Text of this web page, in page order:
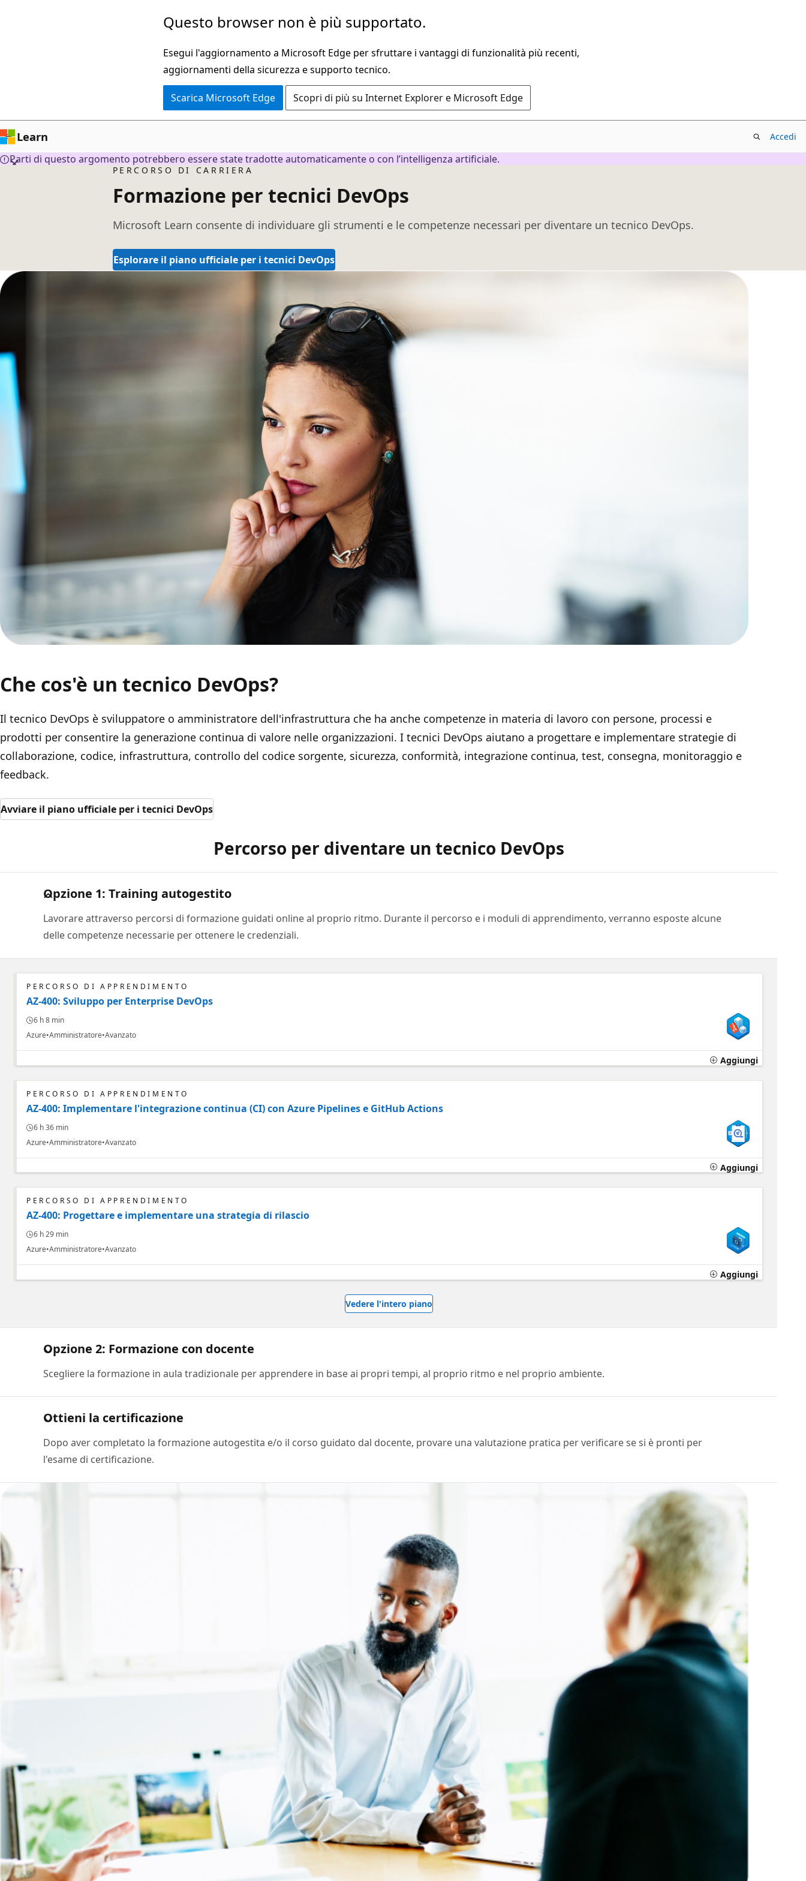
Questo browser non è più supportato.
Esegui l'aggiornamento a Microsoft Edge per sfruttare i vantaggi di funzionalità più recenti,
aggiornamenti della sicurezza e supporto tecnico.
Scarica Microsoft Edge Scopri di più su Internet Explorer e Microsoft Edge
Learn Accedi
Parti di questo argomento potrebbero essere state tradotte automaticamente o con l’intelligenza artificiale.
PERCORSO DI CARRIERA
Formazione per tecnici DevOps
Microsoft Learn consente di individuare gli strumenti e le competenze necessari per diventare un tecnico DevOps.
Esplorare il piano ufficiale per i tecnici DevOps
Che cos'è un tecnico DevOps?
Il tecnico DevOps è sviluppatore o amministratore dell'infrastruttura che ha anche competenze in materia di lavoro con persone, processi e
prodotti per consentire la generazione continua di valore nelle organizzazioni. I tecnici DevOps aiutano a progettare e implementare strategie di
collaborazione, codice, infrastruttura, controllo del codice sorgente, sicurezza, conformità, integrazione continua, test, consegna, monitoraggio e
feedback.
Avviare il piano ufficiale per i tecnici DevOps
Percorso per diventare un tecnico DevOps
Opzione 1: Training autogestito
Lavorare attraverso percorsi di formazione guidati online al proprio ritmo. Durante il percorso e i moduli di apprendimento, verranno esposte alcune
delle competenze necessarie per ottenere le credenziali.
PERCORSO DI APPRENDIMENTO
AZ-400: Sviluppo per Enterprise DevOps
6 h 8 min
Azure Amministratore Avanzato
Aggiungi
PERCORSO DI APPRENDIMENTO
AZ-400: Implementare l'integrazione continua (CI) con Azure Pipelines e GitHub Actions
6 h 36 min
Azure Amministratore Avanzato
Aggiungi
PERCORSO DI APPRENDIMENTO
AZ-400: Progettare e implementare una strategia di rilascio
6 h 29 min
Azure Amministratore Avanzato
Aggiungi
Vedere l'intero piano
Opzione 2: Formazione con docente
Scegliere la formazione in aula tradizionale per apprendere in base ai propri tempi, al proprio ritmo e nel proprio ambiente.
Ottieni la certificazione
Dopo aver completato la formazione autogestita e/o il corso guidato dal docente, provare una valutazione pratica per verificare se si è pronti per
l'esame di certificazione.